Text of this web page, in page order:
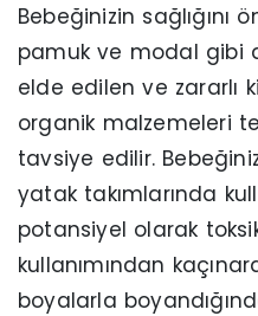
Bebeğinizin
pamuk ve modal gibi
elde edilen ve zararlı
organik malzemeleri
tavsiye edilir.
yatak takımlarında
potansiyel olarak
kullanımından
boyalarla